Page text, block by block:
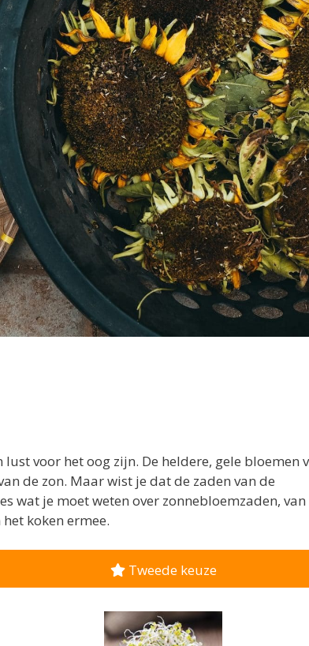
voor het oog zijn. De heldere, gele bloemen
de zon. Maar wist je dat de zaden van de
wat je moet weten over zonnebloemzaden, van
koken ermee.
Tweede keuze